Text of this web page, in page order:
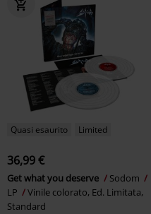
Quasi esaurito Limited
36,99 €
Get what you deserve
Sodom
LP
Vinile colorato, Ed. Limitata,
Standard